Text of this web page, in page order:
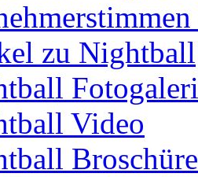
zu Nightball
Video